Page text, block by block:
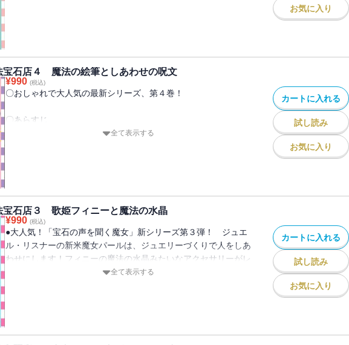
ます……。
今回のお客さまは、運命の宝石『パートナージュエル』をさがし
ています。
ってほんとうかしら？
よむと心がほわんとなる、すてきなおはなしです。
ています。
運命の『ソウルメイト』にめぐりあえたら、なんでもうまくいく
テレビアニメーションの美術設定を担当。その後、玩具の企画デ
ザインの仕をへて、絵本・児童書の創作活動に入る。
主な作品に、『せかいいちおいしいレストラン』「こじまのも
り」シリーズ（共にひさかたチャイルド）「魔法の庭ものがた
り」シリーズ（ポプラ社）、「なんでも魔女商会」「ルルとラ
ラ」「アンティークＦＵＧＡ」シリーズ（いずれも岩崎書店）
『妖精の家具、おつくりします。』（ＰＨＰ研究所）などがあ
お気に入り
宝石店４ 魔法の絵筆としあわせの呪文
¥990 (税込)
〇おしゃれで大人気の最新シリーズ、第４巻！
〇あらすじ
宝石の声が聞こえる魔女・パールは、500年間も絵の中にとじこ
こめた魔女の子孫だというのです。
パールは、「ミニアチュール」(小さな絵)をすてきなブローチに
してほしいというお願いをひきうけます。でも、「心のこもっ
た」すてきなプレゼントって、いったいどうしたらつくれるので
しょうか？
そんなとき、口の悪い子パンダ・アンバーが、パールたちに、
ピつき！
全て表示する
カートに入れる
試し読み
お気に入り
宝石店３ 歌姫フィニーと魔法の水晶
¥990 (税込)
●大人気！「宝石の声を聞く魔女」新シリーズ第３弾！ ジュエ
ル・リスナーの新米魔女パールは、ジュエリーづくりで人をしあ
わせにします！フィニーの魔法の水晶みたいなアクセサリーがレ
ジンで作れるホビーレシピ付き。（あらすじ）代々伝わる水晶
と」とは……。おしゃべりな宝石達もストーンパワーでパールを
全て表示する
カートに入れる
試し読み
お気に入り